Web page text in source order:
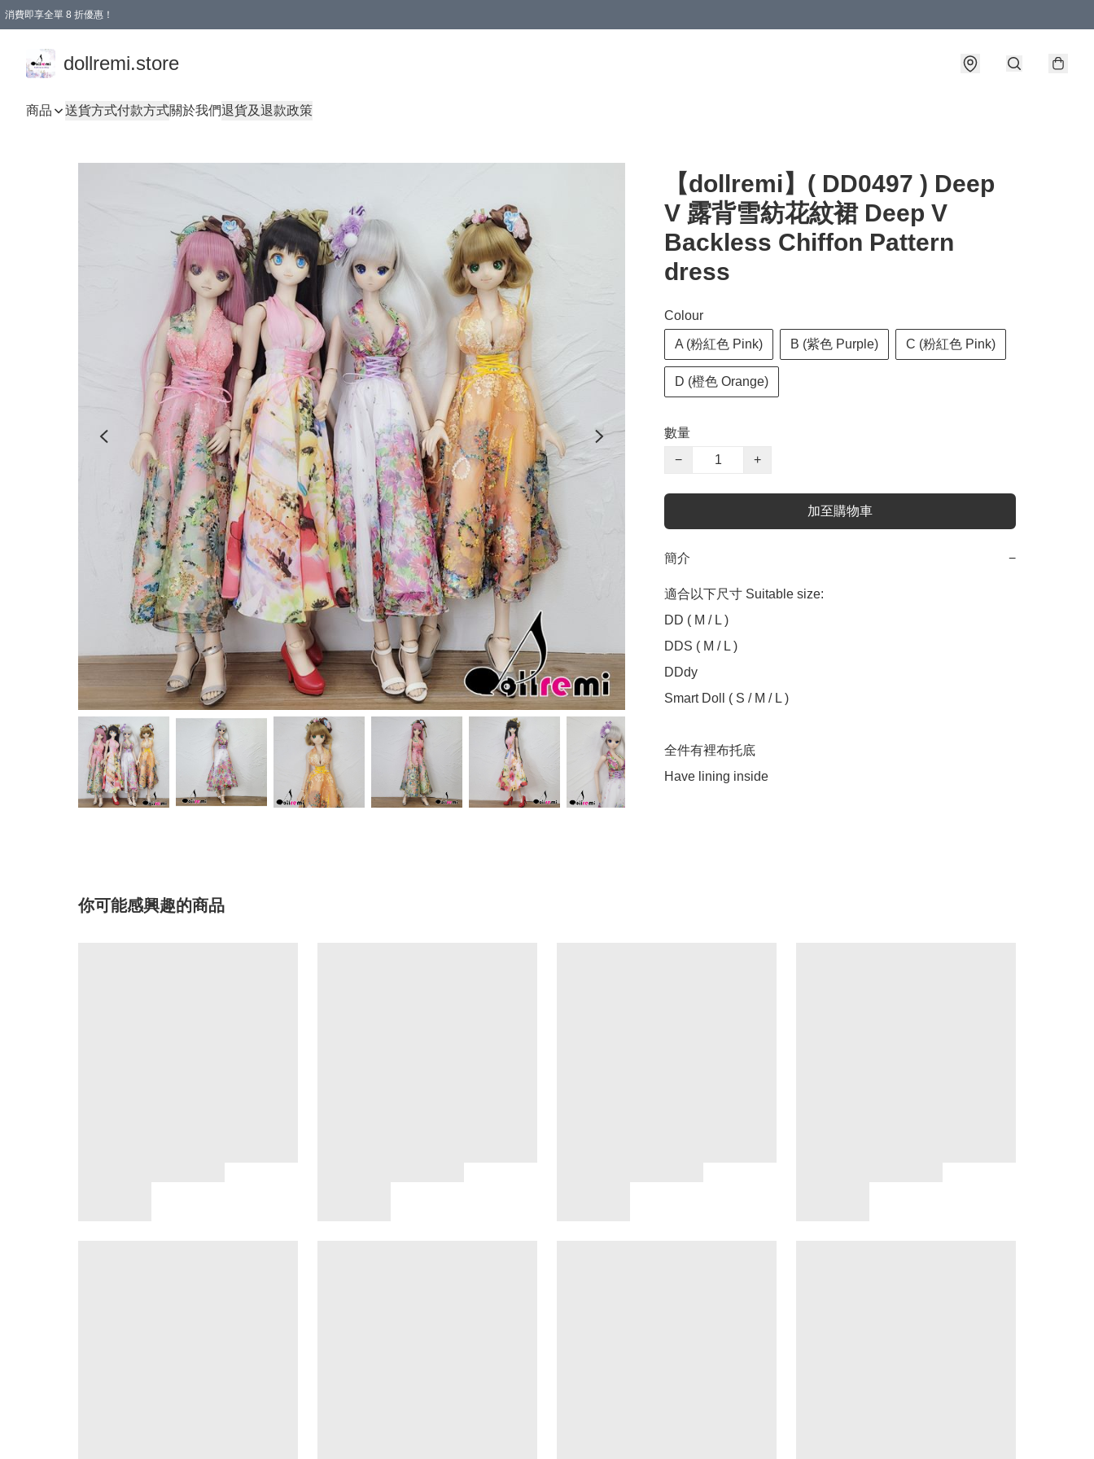
消費即享全單 8 折優惠！
dollremi.store
商品 送貨方式付款方式關於我們退貨及退款政策
【dollremi】( DD0497 ) Deep
V 露背雪紡花紋裙 Deep V
Backless Chiffon Pattern
dress
Colour
A (粉紅色 Pink) B (紫色 Purple) C (粉紅色 Pink)
D (橙色 Orange)
數量
−
+
加至購物車
簡介 −
適合以下尺寸 Suitable size:
DD ( M / L )
DDS ( M / L )
DDdy
Smart Doll ( S / M / L )
全件有裡布托底
Have lining inside
你可能感興趣的商品